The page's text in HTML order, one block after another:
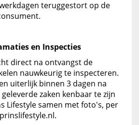
teruggestort op de
en Inspecties
direct na ontvangst de
nauwkeurig te inspecteren.
uiterlijk binnen 3 dagen na
zaken kenbaar te zijn
Lifestyle samen met foto's, per